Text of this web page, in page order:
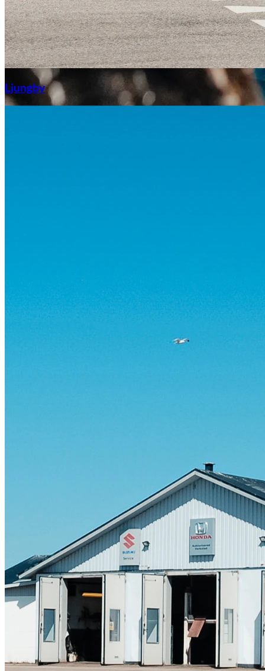
Aixiam
Ljungby